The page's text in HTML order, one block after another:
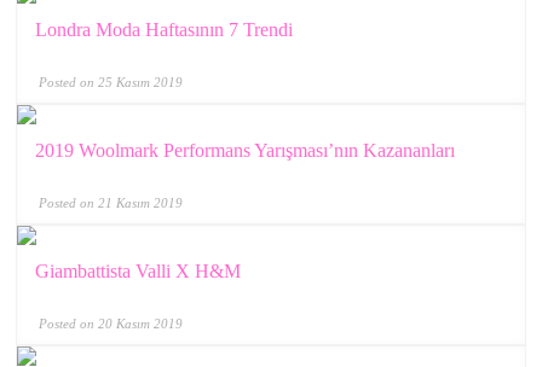
Londra Moda Haftasının 7 Trendi
Posted on 25 Kasım 2019
2019 Woolmark Performans Yarışması’nın Kazananları
Posted on 21 Kasım 2019
Giambattista Valli X H&M
Posted on 20 Kasım 2019